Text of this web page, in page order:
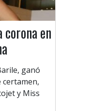
en
ganó
y Miss